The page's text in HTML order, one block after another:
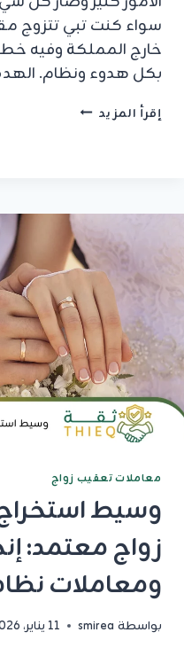
سواء كنت تبي تتزوج
خارج المملكة وفيه
بكل هدوء ونظام.
إقرأ المزيدنظام
الدليل
الكامل
للإصدار
والتوثيق
الرسمي
معاملات تعقيب زواج
وسيط
زواج معتمد:
ومعاملات نظامية
بواسطة smirea 11 يناير، 2026